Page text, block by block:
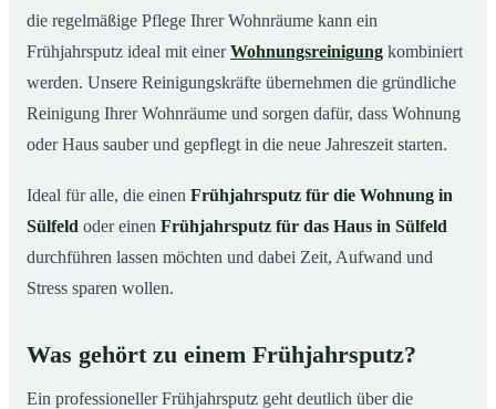
die regelmäßige Pflege Ihrer Wohnräume kann ein
Frühjahrsputz ideal mit einerWohnungsreinigung kombiniert
werden. Unsere Reinigungskräfte übernehmen die gründliche
Reinigung Ihrer Wohnräume und sorgen dafür, dass Wohnung
oder Haus sauber und gepflegt in die neue Jahreszeit starten.
Ideal für alle, die einen Frühjahrsputz für die Wohnung in
Sülfeld oder einen Frühjahrsputz für das Haus in Sülfeld
durchführen lassen möchten und dabei Zeit, Aufwand und
Stress sparen wollen.
Was gehört zu einem Frühjahrsputz?
Ein professioneller Frühjahrsputz geht deutlich über die